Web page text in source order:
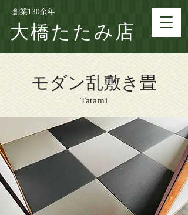
創業130余年
大橋たたみ店
モダン乱敷き畳
Tatami